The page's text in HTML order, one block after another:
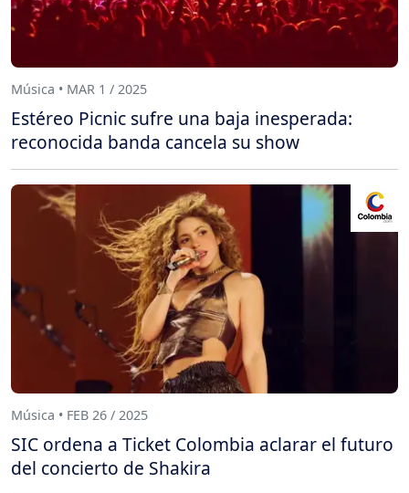
Música • MAR 1 / 2025
Estéreo Picnic sufre una baja inesperada:
reconocida banda cancela su show
Música • FEB 26 / 2025
SIC ordena a Ticket Colombia aclarar el futuro
del concierto de Shakira